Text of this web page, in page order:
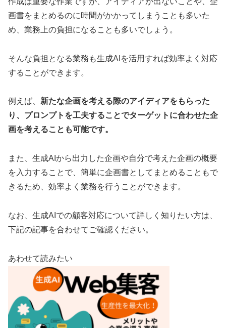
画書をまとめるのに時間がかかってしまうことも多いた
め、業務上の負担になることも多いでしょう。
そんな負担となる業務も生成AIを活用すれば効率よく対応
することができます。
例えば、 新たな企画を考える際のアイディアをもらった
り、プロンプトを工夫することでターゲットに合わせた企
画を考えることも可能です。
また、生成AIから出力した企画や自分で考えた企画の概要
を入力することで、簡単に企画書としてまとめることもで
きるため、効率よく業務を行うことができます。
なお、生成AIでの顧客対応について詳しく知りたい方は、
下記の記事を合わせてご確認ください。
あわせて読みたい